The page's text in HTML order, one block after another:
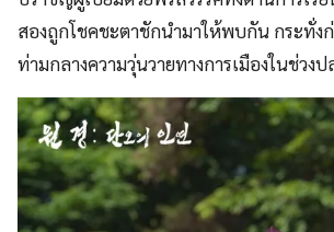
สองถูกโชคชะตาชักนำมาให้พบกัน กระทั่ง
ท่ามกลางความวุ่นวายทางการเมืองในช่วง